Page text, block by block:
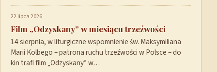
22 lipca 2026
Film „Odzyskany” w miesiącu trzeźwości
14 sierpnia, w liturgiczne wspomnienie św. Maksymiliana
Marii Kolbego – patrona ruchu trzeźwości w Polsce – do
kin trafi film „Odzyskany” w…